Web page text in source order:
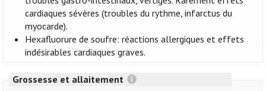
cardiaques sévères (troubles du rythme, infarctus du
myocarde).
Hexafluorure de soufre: réactions allergiques et effets
indésirables cardiaques graves.
Grossesse et allaitement